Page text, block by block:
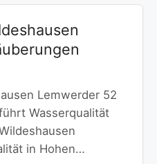
Lemwerder 52
Wasserqualität
in Hohen…